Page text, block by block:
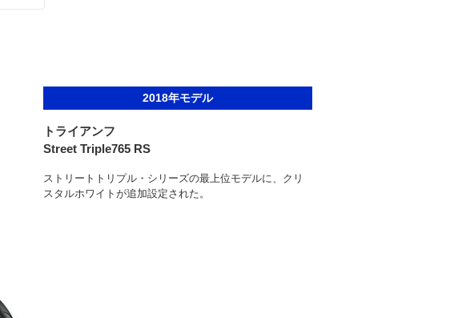
2018年モデル
トライアンフ
Street Triple765 RS
ストリートトリプル・シリーズの最上位モデルに、クリ
スタルホワイトが追加設定された。